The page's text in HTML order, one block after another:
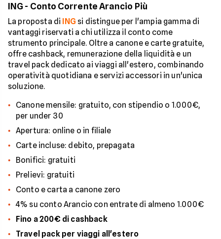
ING - Conto Corrente Arancio Più
La proposta di ING si distingue per l'ampia gamma di
vantaggi riservati a chi utilizza il conto come
strumento principale. Oltre a canone e carte gratuite,
offre cashback, remunerazione della liquidità e un
travel pack dedicato ai viaggi all'estero, combinando
operatività quotidiana e servizi accessori in un'unica
soluzione.
Canone mensile: gratuito, con stipendio o 1.000€,
per under 30
Apertura: online o in filiale
Carte incluse: debito, prepagata
Bonifici: gratuiti
Prelievi: gratuiti
Conto e carta a canone zero
4% su conto Arancio con entrate di almeno 1.000€
Fino a 200€ di cashback
Travel pack per viaggi all'estero